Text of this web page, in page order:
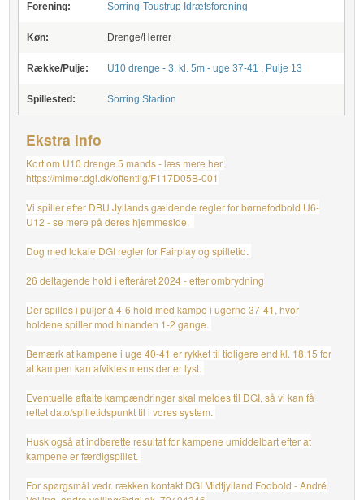
Forening: Sorring-Toustrup Idrætsforening
Køn: Drenge/Herrer
Række/Pulje: U10 drenge - 3. kl. 5m - uge 37-41 , Pulje 13
Spillested: Sorring Stadion
Ekstra info
Kort om U10 drenge 5 mands - læs mere her.
https://mimer.dgi.dk/offentlig/F117D05B-001
Vi spiller efter DBU Jyllands gældende regler for børnefodbold U6-
U12 - se mere på deres hjemmeside.
Dog med lokale DGI regler for Fairplay og spilletid.
26 deltagende hold i efteråret 2024 - efter ombrydning
Der spilles i puljer á 4-6 hold med kampe i ugerne 37-41, hvor
holdene spiller mod hinanden 1-2 gange.
Bemærk at kampene i uge 40-41 er rykket til tidligere end kl. 18.15 for
at kampen kan afvikles mens der er lyst.
Eventuelle aftalte kampændringer skal meldes til DGI, så vi kan få
rettet dato/spilletidspunkt til i vores system.
Husk også at indberette resultat for kampene umiddelbart efter at
kampene er færdigspillet.
For spørgsmål vedr. rækken kontakt DGI Midtjylland Fodbold - André